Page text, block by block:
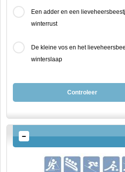
Een adder en een
winterrust
De kleine vos en het
winterslaap
Controleer